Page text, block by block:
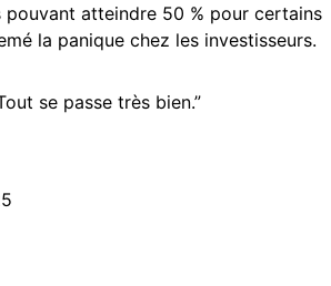
pouvant atteindre 50 % pour certains
la panique chez les investisseurs.
se passe très bien.”